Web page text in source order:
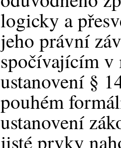
logicky a
jeho právní
spočívajícím v
ustanovení §
pouhém
ustanovení
jisté prvky